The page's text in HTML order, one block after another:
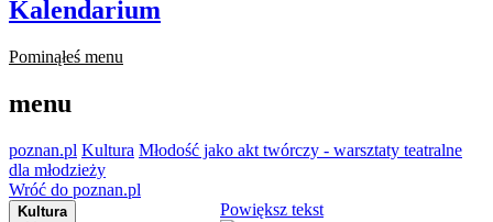
Kalendarium
Pominąłeś menu
menu
poznan.pl Kultura Młodość jako akt twórczy - warsztaty teatralne
dla młodzieży
Wróć do poznan.pl
Kultura
Powiększ tekst